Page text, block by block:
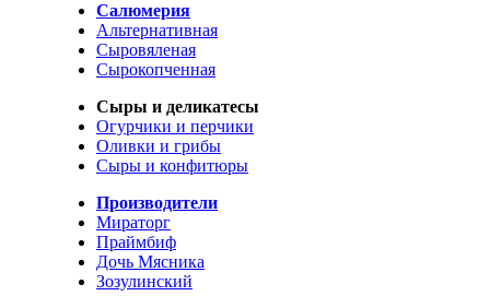
Салюмерия
Альтернативная
Сыровяленая
Сырокопченная
Сыры и деликатесы
Огурчики и перчики
Оливки и грибы
Сыры и конфитюры
Производители
Мираторг
Праймбиф
Дочь Мясника
Зозулинский